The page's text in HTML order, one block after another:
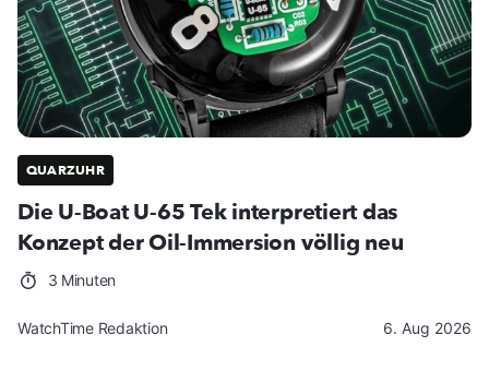
QUARZUHR
Die U-Boat U-65 Tek interpretiert das
Konzept der Oil-Immersion völlig neu
3 Minuten
WatchTime Redaktion 6. Aug 2026